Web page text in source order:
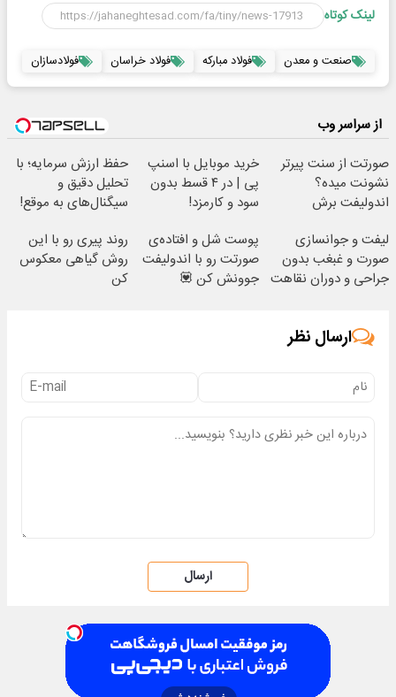
لینک کوتاه
صنعت و معدن فولاد مبارکه فولاد خراسان فولادسازان
از سراسر وب
صورتت از سنت پیرتر
نشونت میده؟
اندولیفت برش
خرید موبایل با اسنپ
پی | در ۴ قسط بدون
سود و کارمزد!
حفظ ارزش سرمایه؛ با
تحلیل دقیق و
سیگنال‌های به موقع!
لیفت و جوانسازی
صورت و غبغب بدون
جراحی و دوران نقاهت
پوست شل و افتاده‌ی
صورتت رو با اندولیفت
جوونش کن 💟
روند پیری رو با این
روش گیاهی معکوس
کن
ارسال نظر
ارسال